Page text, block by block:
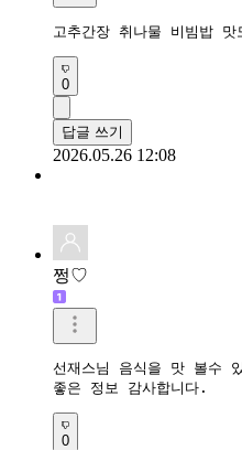
고추간장 취나물 비빔밥
0
답글 쓰기
2026.05.26 12:08
쩡♡
선재스님 음식을 맛 볼수
좋은 정보 감사합니다.
0